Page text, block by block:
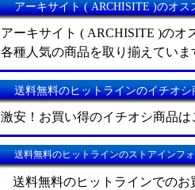
アーキサイト ( ARCHISITE )のオス
アーキサイト ( ARCHISITE )のオ
各種人気の商品を取り揃えていま
送料無料のヒットラインのイチオシ
激安！お買い得のイチオシ商品
送料無料のヒットラインのストアインフ
送料無料のヒットラインでの